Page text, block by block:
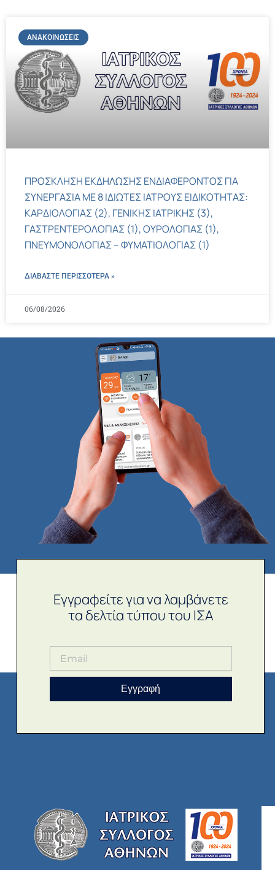
ΑΝΑΚΟΙΝΏΣΕΙΣ
ΠΡΟΣΚΛΗΣΗ ΕΚΔΗΛΩΣΗΣ ΕΝΔΙΑΦΕΡΟΝΤΟΣ ΓΙΑ
ΣΥΝΕΡΓΑΣΙΑ ΜΕ 8 ΙΔΙΩΤΕΣ ΙΑΤΡΟΥΣ ΕΙΔΙΚΟΤΗΤΑΣ:
ΚΑΡΔΙΟΛΟΓΙΑΣ (2), ΓΕΝΙΚΗΣ ΙΑΤΡΙΚΗΣ (3),
ΓΑΣΤΡΕΝΤΕΡΟΛΟΓΙΑΣ (1), ΟΥΡΟΛΟΓΙΑΣ (1),
ΠΝΕΥΜΟΝΟΛΟΓΙΑΣ – ΦΥΜΑΤΙΟΛΟΓΙΑΣ (1)
ΔΙΑΒΑΣΤΕ ΠΕΡΙΣΣΌΤΕΡΑ »
06/08/2026
Εγγραφείτε για να λαμβάνετε
τα δελτία τύπου του ΙΣΑ
Εγγραφή